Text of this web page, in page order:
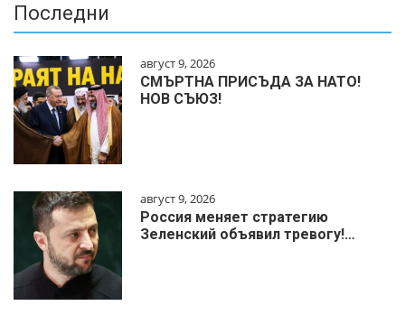
Последни
август 9, 2026
СМЪРТНА ПРИСЪДА ЗА НАТО!
НОВ СЪЮЗ!
август 9, 2026
Россия меняет стратегию
Зеленский объявил тревогу!…